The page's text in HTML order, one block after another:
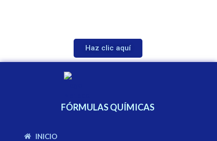
Haz clic aquí
FÓRMULAS QUÍMICAS
INICIO